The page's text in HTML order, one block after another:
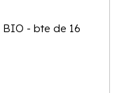
- BIO - bte de 16